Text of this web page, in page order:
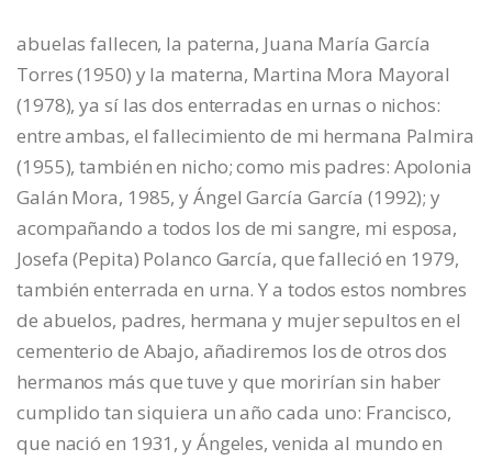
abuelas fallecen, la paterna, Juana María García
Torres (1950) y la materna, Martina Mora Mayoral
(1978), ya sí las dos enterradas en urnas o nichos:
entre ambas, el fallecimiento de mi hermana Palmira
(1955), también en nicho; como mis padres: Apolonia
Galán Mora, 1985, y Ángel García García (1992); y
acompañando a todos los de mi sangre, mi esposa,
Josefa (Pepita) Polanco García, que falleció en 1979,
también enterrada en urna. Y a todos estos nombres
de abuelos, padres, hermana y mujer sepultos en el
cementerio de Abajo, añadiremos los de otros dos
hermanos más que tuve y que morirían sin haber
cumplido tan siquiera un año cada uno: Francisco,
que nació en 1931, y Ángeles, venida al mundo en